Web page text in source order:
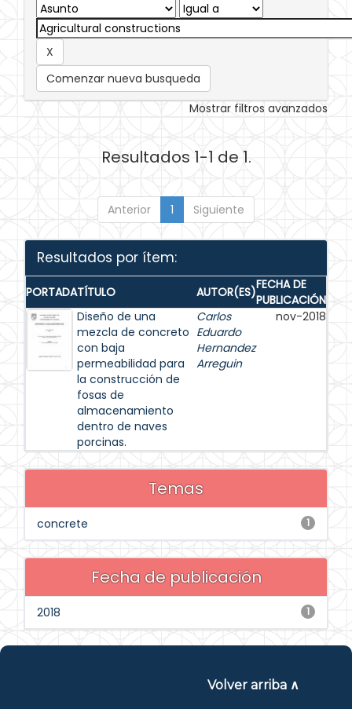
Comenzar nueva busqueda
Mostrar filtros avanzados
Resultados 1-1 de 1.
Anterior 1 Siguiente
Resultados por ítem:
PORTADATÍTULO AUTOR(ES)FECHA DE
PUBLICACIÓN
Diseño de una
mezcla de concreto
con baja
permeabilidad para
la construcción de
fosas de
almacenamiento
dentro de naves
porcinas.
Carlos
Eduardo
Hernandez
Arreguin
nov-2018
Temas
1
concrete
Fecha de publicación
1
2018
Volver arriba ∧